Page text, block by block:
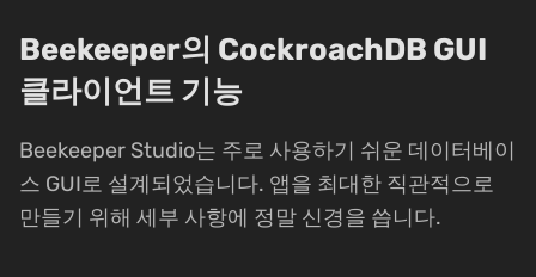
Beekeeper의 CockroachDB GUI
클라이언트 기능
Beekeeper Studio는 주로 사용하기 쉬운 데이터베이
스 GUI로 설계되었습니다. 앱을 최대한 직관적으로
만들기 위해 세부 사항에 정말 신경을 씁니다.